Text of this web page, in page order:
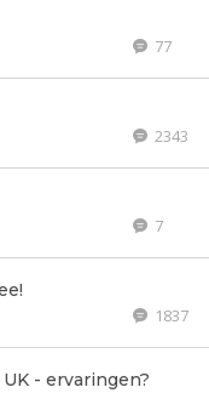
77
2343
7
1837
- ervaringen?